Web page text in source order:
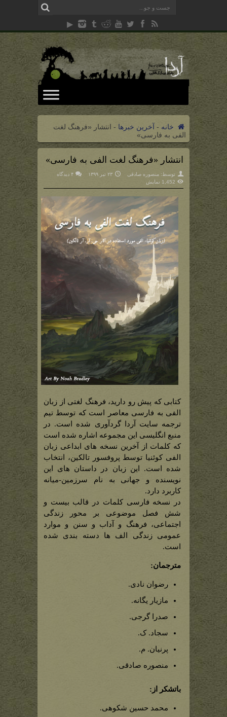
خانه - آخرین خبرها - انتشار «فرهنگ لغت
الفی به فارسی»
انتشار «فرهنگ لغت الفی به فارسی»
توسط: منصوره صادقی ۲۳ تیر ۱۳۹۹
۴ دیدگاه
1,452 نمایش
کتابی که پیش رو دارید، فرهنگ لغتی از زبان
الفی به فارسی معاصر است که توسط تیم
ترجمه سایت آردا گردآوری شده است. در
منبع انگلیسی این مجموعه اشاره شده است
که کلمات از آخرین نسخه های ابداعی زبان
الفی کوئنیا توسط پروفسور تالکین، انتخاب
شده است. این زبان در داستان های این
نویسنده و جهانی به نام سرزمین-میانه
کاربرد دارد.
در نسخه فارسی کلمات در قالب بیست و
شش فصل موضوعی بر محور زندگی
اجتماعی، فرهنگ و آداب و سنن و موارد
عمومی زندگی الف ها دسته بندی شده
است.
مترجمان:
رضوان نادی.
مازیار یگانه.
صدرا گرجی.
سجاد. ک.
پرنیان. م.
منصوره صادقی.
باتشکر از:
محمد حسین شکوهی.